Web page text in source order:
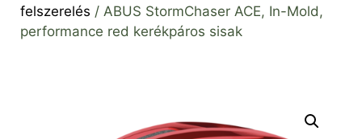
felszerelés / ABUS StormChaser ACE, In-Mold,
performance red kerékpáros sisak